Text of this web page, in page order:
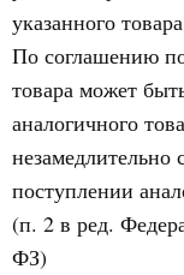
указанного
По соглашению
товара может
аналогичного
поступлении
(п. 2 в ред.
ФЗ)